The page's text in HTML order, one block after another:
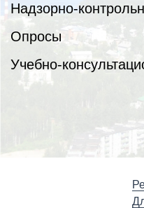
Надзорно-
Опросы
Учебно-